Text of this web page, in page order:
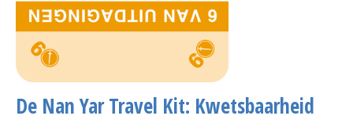
De Nan Yar Travel Kit: Kwetsbaarheid